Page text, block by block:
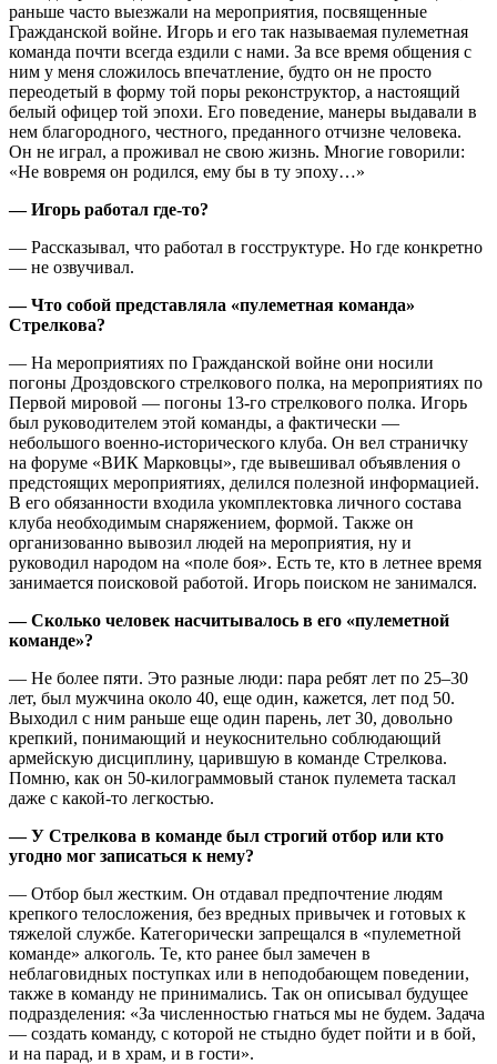
раньше часто выезжали на мероприятия, посвященные
Гражданской войне. Игорь и его так называемая пулеметная
команда почти всегда ездили с нами. За все время общения с
ним у меня сложилось впечатление, будто он не просто
переодетый в форму той поры реконструктор, а настоящий
белый офицер той эпохи. Его поведение, манеры выдавали в
нем благородного, честного, преданного отчизне человека.
Он не играл, а проживал не свою жизнь. Многие говорили:
«Не вовремя он родился, ему бы в ту эпоху…»
— Игорь работал где-то?
— Рассказывал, что работал в госструктуре. Но где конкретно
— не озвучивал.
— Что собой представляла «пулеметная команда»
Стрелкова?
— На мероприятиях по Гражданской войне они носили
погоны Дроздовского стрелкового полка, на мероприятиях по
Первой мировой — погоны 13-го стрелкового полка. Игорь
был руководителем этой команды, а фактически —
небольшого военно-исторического клуба. Он вел страничку
на форуме «ВИК Марковцы», где вывешивал объявления о
предстоящих мероприятиях, делился полезной информацией.
В его обязанности входила укомплектовка личного состава
клуба необходимым снаряжением, формой. Также он
организованно вывозил людей на мероприятия, ну и
руководил народом на «поле боя». Есть те, кто в летнее время
занимается поисковой работой. Игорь поиском не занимался.
— Сколько человек насчитывалось в его «пулеметной
команде»?
— Не более пяти. Это разные люди: пара ребят лет по 25–30
лет, был мужчина около 40, еще один, кажется, лет под 50.
Выходил с ним раньше еще один парень, лет 30, довольно
крепкий, понимающий и неукоснительно соблюдающий
армейскую дисциплину, царившую в команде Стрелкова.
Помню, как он 50-килограммовый станок пулемета таскал
даже с какой-то легкостью.
— У Стрелкова в команде был строгий отбор или кто
угодно мог записаться к нему?
— Отбор был жестким. Он отдавал предпочтение людям
крепкого телосложения, без вредных привычек и готовых к
тяжелой службе. Категорически запрещался в «пулеметной
команде» алкоголь. Те, кто ранее был замечен в
неблаговидных поступках или в неподобающем поведении,
также в команду не принимались. Так он описывал будущее
подразделения: «За численностью гнаться мы не будем. Задача
— создать команду, с которой не стыдно будет пойти и в бой,
и на парад, и в храм, и в гости».